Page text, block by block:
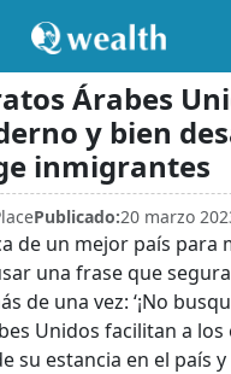
Árabes
y bien
inmigrantes
Publicado:20 marzo
de un mejor país para
una frase que
de una vez: ‘¡No
Unidos facilitan a
su estancia en el país